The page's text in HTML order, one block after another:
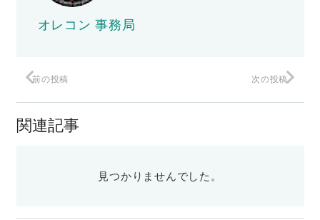
オレコン 事務局
前の投稿 次の投稿
関連記事
見つかりませんでした。